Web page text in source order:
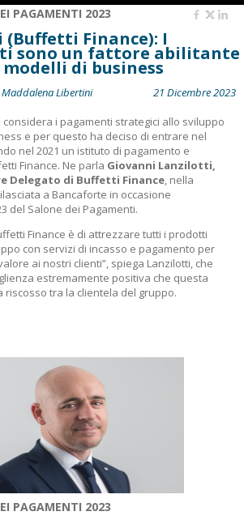
PAGAMENTI 2023
Finance): I
sono un fattore abilitante
di business
Libertini
21 Dicembre 2023
considera i pagamenti strategici allo sviluppo
e per questo ha deciso di entrare nel
nel 2021 un istituto di pagamento e
Finance. Ne parla Giovanni Lanzilotti,
Delegato di Buffetti Finance, nella
a Bancaforte in occasione
del Salone dei Pagamenti.
Finance è di attrezzare tutti i prodotti
con servizi di incasso e pagamento per
ai nostri clienti”, spiega Lanzilotti, che
estremamente positiva che questa
riscosso tra la clientela del gruppo.
PAGAMENTI 2023